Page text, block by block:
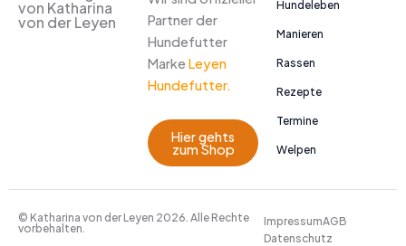
von Katharina
von der Leyen
Partner der
Hundefutter
Marke Leyen
Hundefutter.
Hier gehts
zum Shop
Hundeleben
Manieren
Rassen
Rezepte
Termine
Welpen
© Katharina von der Leyen 2026. Alle Rechte
vorbehalten.
ImpressumAGB
Datenschutz